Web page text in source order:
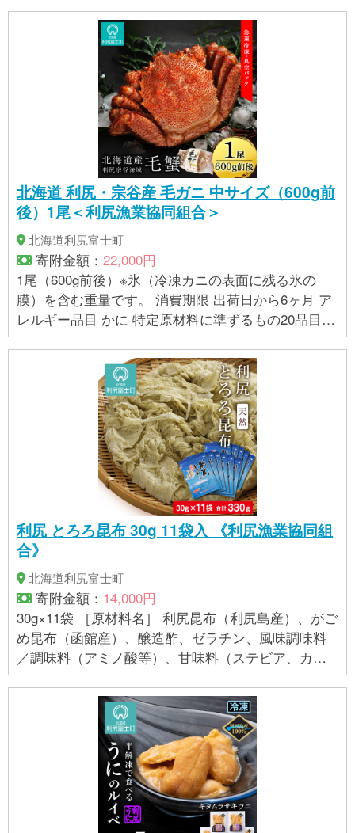
北海道 利尻・宗谷産 毛ガニ 中サイズ（600g前
後）1尾＜利尻漁業協同組合＞
北海道利尻富士町
寄附金額： 22,000円
1尾（600g前後）※氷（冷凍カニの表面に残る氷の
膜）を含む重量です。 消費期限 出荷日から6ヶ月 ア
レルギー品目 かに 特定原材料に準ずるもの20品目は
使用していません ※ 表示内容に関しては各事業者の
指定に基づき掲載しており、一切の内容を保証する
ものではございません。 ※ご不明の点がございました
ら事業者まで直接お問い合わせ下さい。
利尻 とろろ昆布 30g 11袋入 《利尻漁業協同組
合》
北海道利尻富士町
寄附金額： 14,000円
30g×11袋 ［原材料名］ 利尻昆布（利尻島産）、がご
め昆布（函館産）、醸造酢、ゼラチン、風味調味料
／調味料（アミノ酸等）、甘味料（ステビア、カン
ゾウ）、（一部に大豆、ゼラチン、小麦を含む） 賞
味期限 謝礼品に記載 アレルギー品目 ゼラチン、大